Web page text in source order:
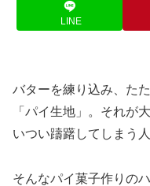
LINE
バターを練り込み、た
「パイ生地」。それが
いつい躊躇してしまう
そんなパイ菓子作りの